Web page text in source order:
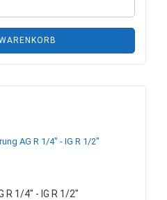
R 1/4" - IG R 1/2"